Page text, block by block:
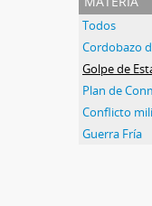
Todos
Cordobazo
Golpe de
Plan de
Guerra Fría